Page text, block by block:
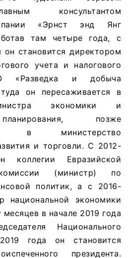
консультантом
«Эрнст энд Янг
там четыре года, с
становится директором
учета и налогового
«Разведка и добыча
он пересаживается в
экономики и
позже
в министерство
и торговли. С 2012-
Евразийской
(министр) по
политик, а с 2016-
национальной экономики
в начале 2019 года
Национального
года он становится
президента.